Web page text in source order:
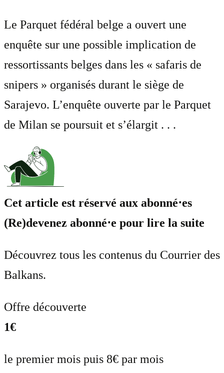
Le Parquet fédéral belge a ouvert une
enquête sur une possible implication de
ressortissants belges dans les « safaris de
snipers » organisés durant le siège de
Sarajevo. L’enquête ouverte par le Parquet
de Milan se poursuit et s’élargit . . .
Cet article est réservé aux abonné⋅es
(Re)devenez abonné⋅e pour lire la suite
Découvrez tous les contenus du Courrier des
Balkans.
Offre découverte
1€
le premier mois puis 8€ par mois